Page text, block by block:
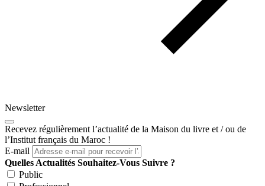
Newsletter
Recevez régulièrement l’actualité de la Maison du livre et / ou de
l’Institut français du Maroc !
E-mail
Quelles Actualités Souhaitez-Vous Suivre ?
Public